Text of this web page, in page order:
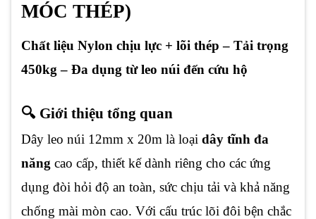
MÓC THÉP)
Chất liệu Nylon chịu lực + lõi thép – Tải trọng
450kg – Đa dụng từ leo núi đến cứu hộ
🔍 Giới thiệu tổng quan
Dây leo núi 12mm x 20m là loại dây tĩnh đa
năng cao cấp, thiết kế dành riêng cho các ứng
dụng đòi hỏi độ an toàn, sức chịu tải và khả năng
chống mài mòn cao. Với cấu trúc lõi đôi bện chắc